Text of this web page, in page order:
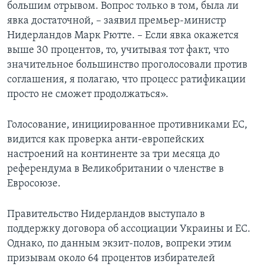
большим отрывом. Вопрос только в том, была ли
явка достаточной, – заявил премьер-министр
Нидерландов Марк Рютте. – Если явка окажется
выше 30 процентов, то, учитывая тот факт, что
значительное большинство проголосовали против
соглашения, я полагаю, что процесс ратификации
просто не сможет продолжаться».
Голосование, инициированное противниками ЕС,
видится как проверка анти-европейских
настроений на континенте за три месяца до
референдума в Великобритании о членстве в
Евросоюзе.
Правительство Нидерландов выступало в
поддержку договора об ассоциации Украины и ЕС.
Однако, по данным экзит-полов, вопреки этим
призывам около 64 процентов избирателей